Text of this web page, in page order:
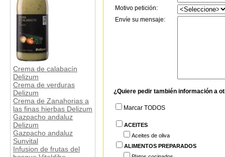
Crema de calabacín
Delizum
Crema de verduras
Delizum
Crema de Zanahorias a
las finas hierbas Delizum
Gazpacho andaluz
Delizum
Gazpacho andaluz
Sunvital
Infusion de frutas del
Motivo petición:
Envíe su mensaje:
¿Quiere pedir también información a
Marcar TODOS
ACEITES
Aceites de oliva
ALIMENTOS PREPARADOS